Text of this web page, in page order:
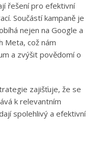
řešení pro efektivní
Součástí kampaně je
nejen na Google a
Meta, což nám
a zvýšit povědomí o
zajišťuje, že se
k relevantním
spolehlivý a efektivní